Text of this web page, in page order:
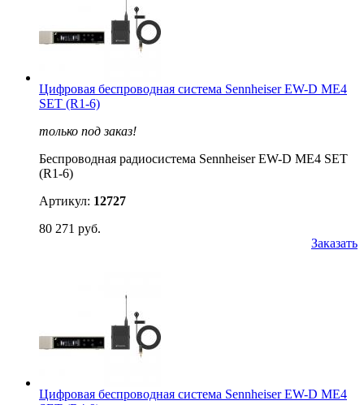
Цифровая беспроводная система Sennheiser EW-D ME4
SET (R1-6)
только под заказ!
Беспроводная радиосистема Sennheiser EW-D ME4 SET
(R1-6)
Артикул: 12727
80 271 руб.
Заказать
Цифровая беспроводная система Sennheiser EW-D ME4